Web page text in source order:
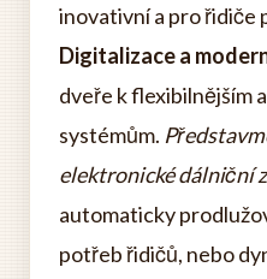
inovativní a pro řidiče
Digitalizace a
dveře k flexibilnějším
systémům.
elektronické dálniční
automaticky
potřeb řidičů, nebo